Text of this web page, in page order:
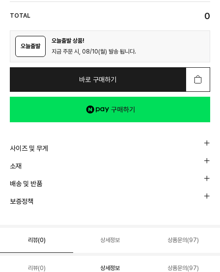
TOTAL 0
오늘출발
오늘출발 상품!
지금 주문 시, 08/10(월) 발송 됩니다.
바로 구매하기
사이즈 및 무게
소재
배송 및 반품
보증정책
리뷰(0) 상세정보 상품문의(97)
리뷰(0) 상세정보 상품문의(97)